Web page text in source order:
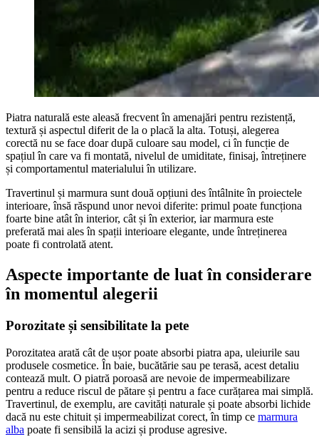
Piatra naturală este aleasă frecvent în amenajări pentru rezistență,
textură și aspectul diferit de la o placă la alta. Totuși, alegerea
corectă nu se face doar după culoare sau model, ci în funcție de
spațiul în care va fi montată, nivelul de umiditate, finisaj, întreținere
și comportamentul materialului în utilizare.
Travertinul și marmura sunt două opțiuni des întâlnite în proiectele
interioare, însă răspund unor nevoi diferite: primul poate funcționa
foarte bine atât în interior, cât și în exterior, iar marmura este
preferată mai ales în spații interioare elegante, unde întreținerea
poate fi controlată atent.
Aspecte importante de luat în considerare
în momentul alegerii
Porozitate și sensibilitate la pete
Porozitatea arată cât de ușor poate absorbi piatra apa, uleiurile sau
produsele cosmetice. În baie, bucătărie sau pe terasă, acest detaliu
contează mult. O piatră poroasă are nevoie de impermeabilizare
pentru a reduce riscul de pătare și pentru a face curățarea mai simplă.
Travertinul, de exemplu, are cavități naturale și poate absorbi lichide
dacă nu este chituit și impermeabilizat corect, în timp ce marmura
alba poate fi sensibilă la acizi și produse agresive.